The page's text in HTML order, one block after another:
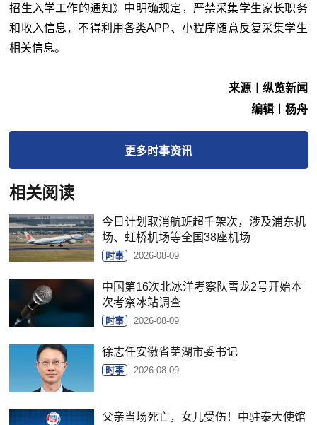
招生入学工作的通知》中明确规定，严禁采集学生家长职务
和收入信息，不得利用各类APP、小程序随意反复采集学生
相关信息。
来源︱纵览新闻
编辑︱杨舟
更多时事资讯
相关阅读
今日计划取消航班超千架次，涉及浦东机
场、虹桥机场等全国38座机场
时事 2026-08-09
中国第16次北冰洋考察队雪龙2号开始本
次考察冰站调查
时事 2026-08-09
徐志任安徽省芜湖市委书记
时事 2026-08-09
父亲当场死亡，女儿受伤！中驻泰大使馆